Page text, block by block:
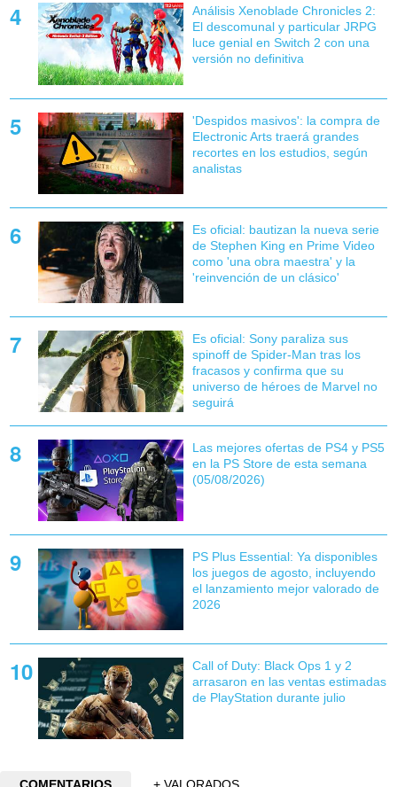
Análisis Xenoblade Chronicles 2:
El descomunal y particular JRPG
luce genial en Switch 2 con una
versión no definitiva
'Despidos masivos': la compra de
Electronic Arts traerá grandes
recortes en los estudios, según
analistas
Es oficial: bautizan la nueva serie
de Stephen King en Prime Video
como 'una obra maestra' y la
'reinvención de un clásico'
Es oficial: Sony paraliza sus
spinoff de Spider-Man tras los
fracasos y confirma que su
universo de héroes de Marvel no
seguirá
Las mejores ofertas de PS4 y PS5
en la PS Store de esta semana
(05/08/2026)
PS Plus Essential: Ya disponibles
los juegos de agosto, incluyendo
el lanzamiento mejor valorado de
2026
Call of Duty: Black Ops 1 y 2
arrasaron en las ventas estimadas
de PlayStation durante julio